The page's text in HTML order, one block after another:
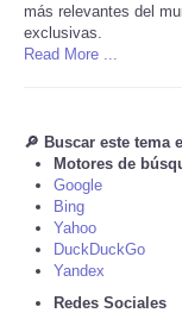
Tecnologia
CATEGORIES
CARTOONS
CONTACT
más relevantes del
exclusivas.
Read More ...
🔎 Buscar este tema
Motores de
Google
Bing
Yahoo
DuckDuckGo
Yandex
Redes Sociales